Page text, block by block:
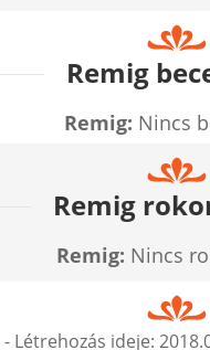
Remig
Remig: Nincs
Remig
Remig: Nincs
- Létrehozás ideje: